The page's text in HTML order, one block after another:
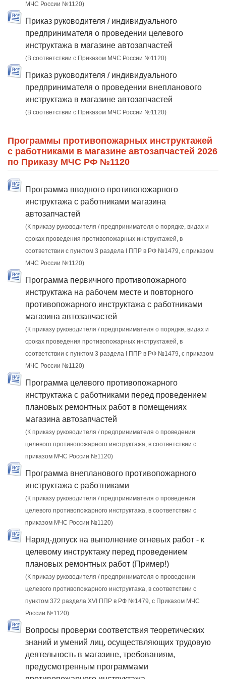
МЧС России №1120)
Приказ руководителя / индивидуального
предпринимателя о проведении целевого
инструктажа в магазине автозапчастей
(В соответствии с Приказом МЧС России №1120)
Приказ руководителя / индивидуального
предпринимателя о проведении внепланового
инструктажа в магазине автозапчастей
(В соответствии с Приказом МЧС России №1120)
Программы противопожарных инструктажей
с работниками в магазине автозапчастей 2026
по Приказу МЧС РФ №1120
Программа вводного противопожарного
инструктажа с работниками магазина
автозапчастей
(К приказу руководителя / предпринимателя о порядке, видах и
сроках проведения противопожарных инструктажей, в
соответствии с пунктом 3 раздела I ППР в РФ №1479, с приказом
МЧС России №1120)
Программа первичного противопожарного
инструктажа на рабочем месте и повторного
противопожарного инструктажа с работниками
магазина автозапчастей
(К приказу руководителя / предпринимателя о порядке, видах и
сроках проведения противопожарных инструктажей, в
соответствии с пунктом 3 раздела I ППР в РФ №1479, с приказом
МЧС России №1120)
Программа целевого противопожарного
инструктажа с работниками перед проведением
плановых ремонтных работ в помещениях
магазина автозапчастей
(К приказу руководителя / предпринимателя о проведении
целевого противопожарного инструктажа, в соответствии с
приказом МЧС России №1120)
Программа внепланового противопожарного
инструктажа с работниками
(К приказу руководителя / предпринимателя о проведении
целевого противопожарного инструктажа, в соответствии с
приказом МЧС России №1120)
Наряд-допуск на выполнение огневых работ - к
целевому инструктажу перед проведением
плановых ремонтных работ (Пример!)
(К приказу руководителя / предпринимателя о проведении
целевого противопожарного инструктажа, в соответствии с
пунктом 372 раздела XVI ППР в РФ №1479, c Приказом МЧС
России №1120)
Вопросы проверки соответствия теоретических
знаний и умений лиц, осуществляющих трудовую
деятельность в магазине, требованиям,
предусмотренным программами